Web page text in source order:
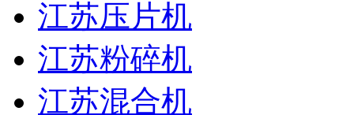
江苏压片机
江苏粉碎机
江苏混合机